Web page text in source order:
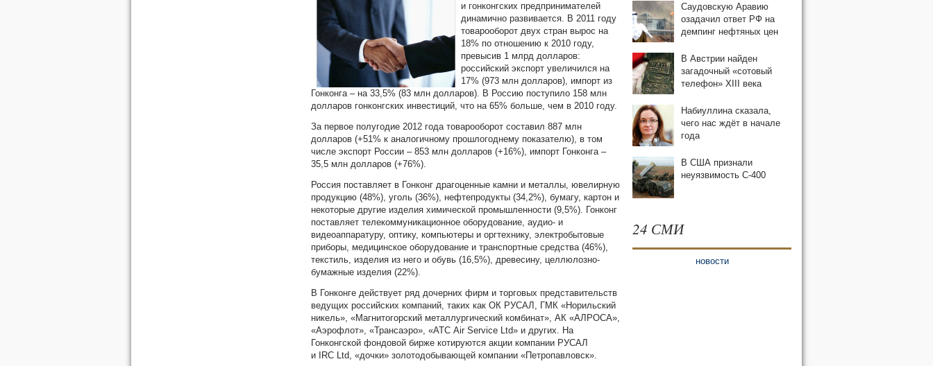
и гонконгских предпринимателей
динамично развивается. В 2011 году
товарооборот двух стран вырос на
18% по отношению к 2010 году,
превысив 1 млрд долларов:
российский экспорт увеличился на
17% (973 млн долларов), импорт из
Гонконга – на 33,5% (83 млн долларов). В Россию поступило 158 млн
долларов гонконгских инвестиций, что на 65% больше, чем в 2010 году.
За первое полугодие 2012 года товарооборот составил 887 млн
долларов (+51% к аналогичному прошлогоднему показателю), в том
числе экспорт России – 853 млн долларов (+16%), импорт Гонконга –
35,5 млн долларов (+76%).
Россия поставляет в Гонконг драгоценные камни и металлы, ювелирную
продукцию (48%), уголь (36%), нефтепродукты (34,2%), бумагу, картон и
некоторые другие изделия химической промышленности (9,5%). Гонконг
поставляет телекоммуникационное оборудование, аудио- и
видеоаппаратуру, оптику, компьютеры и оргтехнику, электробытовые
приборы, медицинское оборудование и транспортные средства (46%),
текстиль, изделия из него и обувь (16,5%), древесину, целлюлозно-
бумажные изделия (22%).
В Гонконге действует ряд дочерних фирм и торговых представительств
ведущих российских компаний, таких как ОК РУСАЛ, ГМК «Норильский
никель», «Магнитогорский металлургический комбинат», АК «АЛРОСА»,
«Аэрофлот», «Трансаэро», «АТС Air Service Ltd» и других. На
Гонконгской фондовой бирже котируются акции компании РУСАЛ
и IRC Ltd, «дочки» золотодобывающей компании «Петропавловск».
Саудовскую Аравию
озадачил ответ РФ на
демпинг нефтяных цен
В Австрии найден
загадочный «сотовый
телефон» XIII века
Набиуллина сказала,
чего нас ждёт в начале
года
В США признали
неуязвимость С-400
24 СМИ
новости